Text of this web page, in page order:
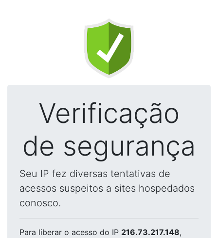
Verificação
de segurança
Seu IP fez diversas tentativas de
acessos suspeitos a sites hospedados
conosco.
Para liberar o acesso do IP 216.73.217.148,